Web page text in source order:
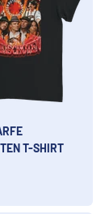
T-SHIRT